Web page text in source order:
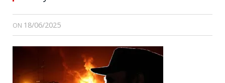
ON 18/06/2025